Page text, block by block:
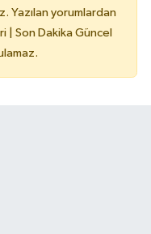
Yazılan yorumlardan
| Son Dakika Güncel